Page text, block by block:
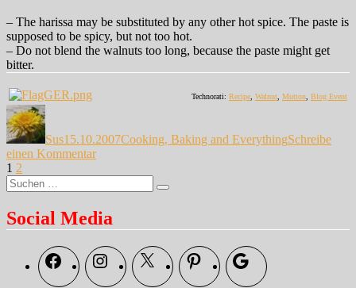
– The harissa may be substituted by any other hot spice. The paste is
supposed to be spicy, but not too hot.
– Do not blend the walnuts too long, because the paste might get
bitter.
Technorati: Recipe, Walnut, Mutton, Blog Event
Autor
Sus15.10.2007Cooking, Baking and EverythingSchreibe
einen Kommentarzu
my
mind
…
Seitennummerierung
der
Beiträge
Seite
1 Seite
2
Suche
nach:
Suchen
Social Media
FacebookInstagramX Pinterest Google